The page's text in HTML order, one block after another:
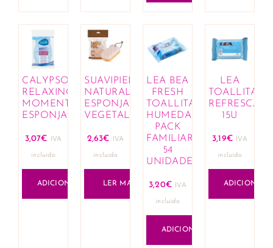
CALYPSO
RELAXING
MOMENT
ESPONJA
3,07€ IVA
incluido
ADICIONAR
SUAVIPIEL
NATURAL
ESPONJA
VEGETAL
2,63€ IVA
incluido
LER MAIS
LEA BEA
FRESH
TOALLITAS
HUMEDAS
PACK
FAMILIAR
54
UNIDADES
3,20€ IVA
incluido
ADICIONAR
LEA
TOALLITAS
15U
3,19€ IVA
incluido
ADICIONAR